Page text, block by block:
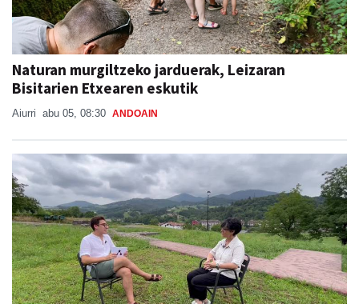
Naturan murgiltzeko jarduerak, Leizaran
Bisitarien Etxearen eskutik
Aiurri abu 05, 08:30 ANDOAIN